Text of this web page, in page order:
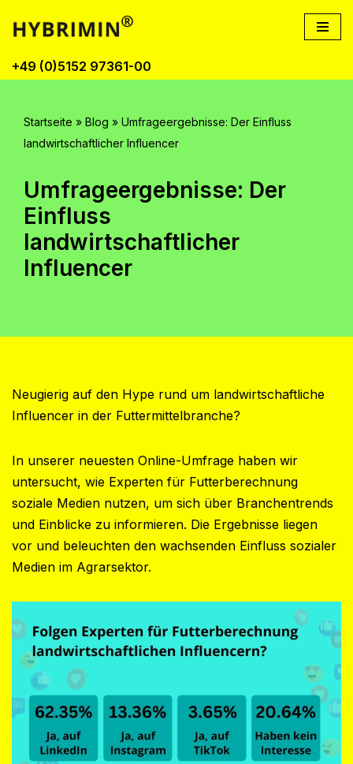
Inhalt
+49 (0)5152 97361-00
Startseite » Blog » Umfrageergebnisse: Der Einfluss
landwirtschaftlicher Influencer
Umfrageergebnisse: Der
Einfluss
landwirtschaftlicher
Influencer
Neugierig auf den Hype rund um landwirtschaftliche
Influencer in der Futtermittelbranche?
In unserer neuesten Online-Umfrage haben wir
untersucht, wie Experten für Futterberechnung
soziale Medien nutzen, um sich über Branchentrends
und Einblicke zu informieren. Die Ergebnisse liegen
vor und beleuchten den wachsenden Einfluss sozialer
Medien im Agrarsektor.